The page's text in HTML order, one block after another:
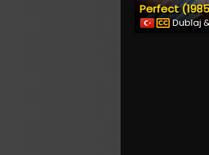
Perfect
Dublaj